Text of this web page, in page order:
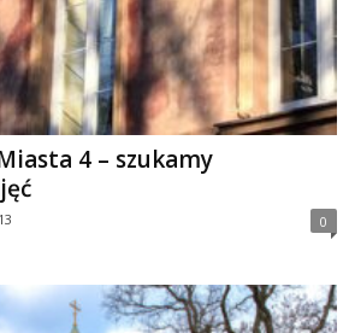
4 – szukamy
0